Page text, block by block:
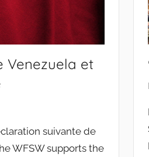
Venezuela et
suivante de
WFSW supports the